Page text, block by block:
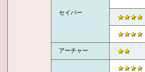
セイバー
★★★★
★★★★
アーチャー ★★
★★★★